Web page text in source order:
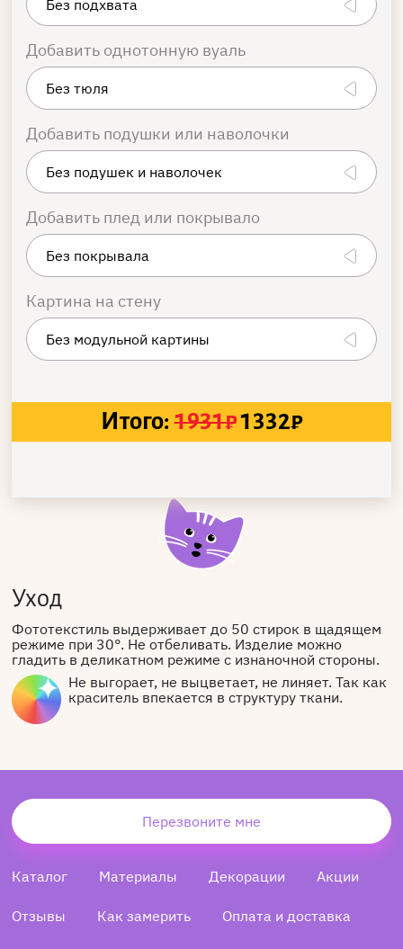
Добавить однотонную вуаль
Добавить подушки или наволочки
Добавить плед или покрывало
Картина на стену
Итого: 1931₽1332₽
Уход
Фототекстиль выдерживает до 50 стирок в щадящем
режиме при 30°. Не отбеливать. Изделие можно
гладить в деликатном режиме с изнаночной стороны.
Не выгорает, не выцветает, не линяет. Так как
краситель впекается в структуру ткани.
Перезвоните мне
Каталог Материалы Декорации Акции
Отзывы Как замерить Оплата и доставка